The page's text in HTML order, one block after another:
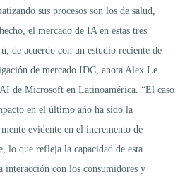
sus procesos son los de salud,
el mercado de IA en estas tres
de acuerdo con un estudio reciente de
de mercado IDC, anota Alex Le
de Microsoft en Latinoamérica. “El caso
en el último año ha sido la
evidente en el incremento de
lo que refleja la capacidad de esta
interacción con los consumidores y